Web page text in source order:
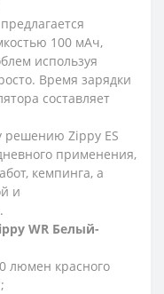
100 мАч,
используя
Время зарядки
составляет
решению Zippy ES
применения,
кемпинга, а
и
WR Белый-
люмен красного